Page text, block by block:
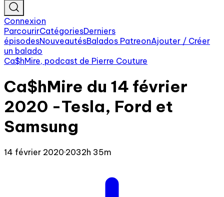
Connexion
ParcourirCatégoriesDerniers
épisodesNouveautésBalados PatreonAjouter / Créer
un balado
Ca$hMire, podcast de Pierre Couture
Ca$hMire du 14 février
2020 -Tesla, Ford et
Samsung
14 février 2020·2032h 35m